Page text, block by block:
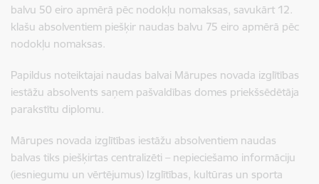
balvu 50 eiro apmērā pēc nodokļu nomaksas, savukārt 12.
klašu absolventiem piešķir naudas balvu 75 eiro apmērā pēc
nodokļu nomaksas.
Papildus noteiktajai naudas balvai Mārupes novada izglītības
iestāžu absolvents saņem pašvaldības domes priekšsēdētāja
parakstītu diplomu.
Mārupes novada izglītības iestāžu absolventiem naudas
balvas tiks piešķirtas centralizēti – nepieciešamo informāciju
(iesniegumu un vērtējumus) Izglītības, kultūras un sporta